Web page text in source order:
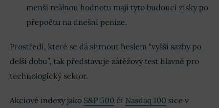
menší reálnou hodnotu mají tyto budoucí zisky po
přepočtu na dnešní peníze.
Prostředí, které se dá shrnout heslem “vyšší sazby po
delší dobu”, tak představuje zátěžový test hlavně pro
technologický sektor.
Akciové indexy jako S&P 500 či Nasdaq 100 sice v